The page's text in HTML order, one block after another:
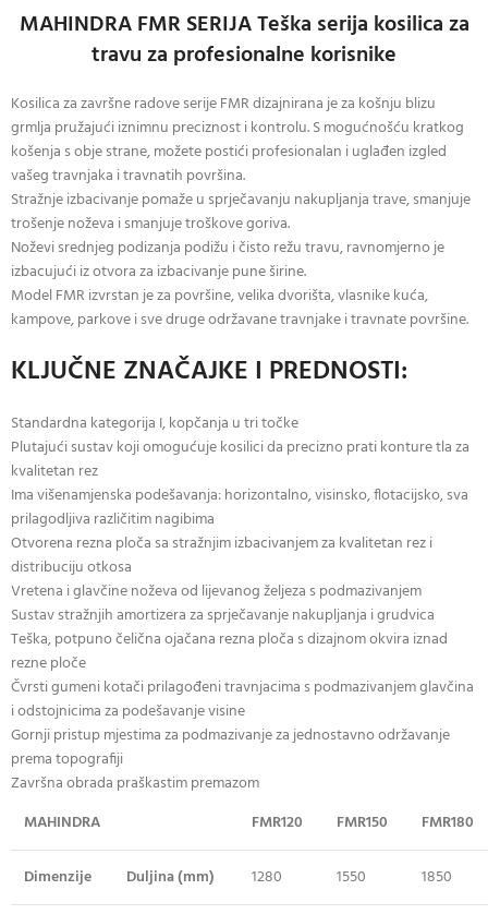
MAHINDRA FMR SERIJA Teška serija kosilica za
travu za profesionalne korisnike
Kosilica za završne radove serije FMR dizajnirana je za košnju blizu
grmlja pružajući iznimnu preciznost i kontrolu. S mogućnošću kratkog
košenja s obje strane, možete postići profesionalan i uglađen izgled
vašeg travnjaka i travnatih površina.
Stražnje izbacivanje pomaže u sprječavanju nakupljanja trave, smanjuje
trošenje noževa i smanjuje troškove goriva.
Noževi srednjeg podizanja podižu i čisto režu travu, ravnomjerno je
izbacujući iz otvora za izbacivanje pune širine.
Model FMR izvrstan je za površine, velika dvorišta, vlasnike kuća,
kampove, parkove i sve druge održavane travnjake i travnate površine.
KLJUČNE ZNAČAJKE I PREDNOSTI:
Standardna kategorija I, kopčanja u tri točke
Plutajući sustav koji omogućuje kosilici da precizno prati konture tla za
kvalitetan rez
Ima višenamjenska podešavanja: horizontalno, visinsko, flotacijsko, sva
prilagodljiva različitim nagibima
Otvorena rezna ploča sa stražnjim izbacivanjem za kvalitetan rez i
distribuciju otkosa
Vretena i glavčine noževa od lijevanog željeza s podmazivanjem
Sustav stražnjih amortizera za sprječavanje nakupljanja i grudvica
Teška, potpuno čelična ojačana rezna ploča s dizajnom okvira iznad
rezne ploče
Čvrsti gumeni kotači prilagođeni travnjacima s podmazivanjem glavčina
i odstojnicima za podešavanje visine
Gornji pristup mjestima za podmazivanje za jednostavno održavanje
prema topografiji
Završna obrada praškastim premazom
MAHINDRA
FMR120 FMR150 FMR180
Dimenzije Duljina (mm) 1280 1550 1850